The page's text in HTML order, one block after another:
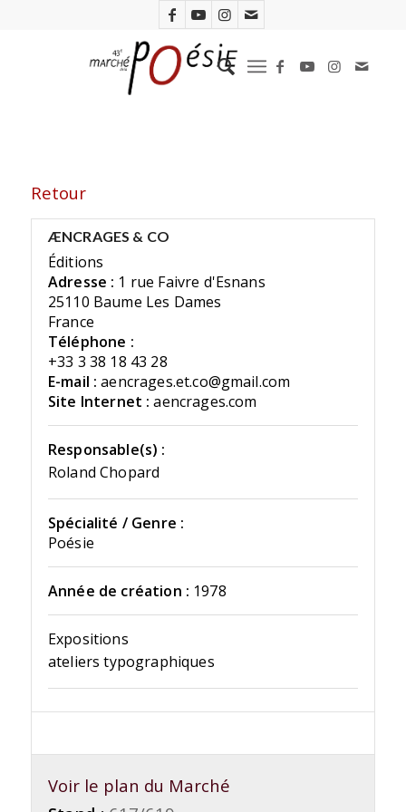
Retour
ÆNCRAGES & CO
Éditions
Adresse : 1 rue Faivre d'Esnans
25110 Baume Les Dames
France
Téléphone :
+33 3 38 18 43 28
E-mail : aencrages.et.co@gmail.com
Site Internet : aencrages.com
Responsable(s) :
Roland Chopard
Spécialité / Genre :
Poésie
Année de création : 1978
Expositions
ateliers typographiques
Voir le plan du Marché